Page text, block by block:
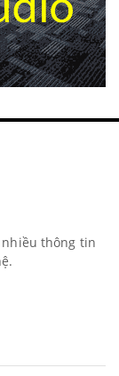
thông tin